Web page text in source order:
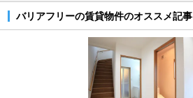
バリアフリーの賃貸物件のオススメ記事